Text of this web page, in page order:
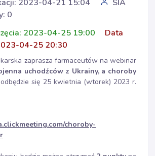
2023-04-21 15:04
SIA
0
2023-04-25 19:00
Data
04-25 20:30
zaprasza farmaceutów na webinar
uchodźców z Ukrainy, a choroby
się 25 kwietnia (wtorek) 2023 r.
choroby-